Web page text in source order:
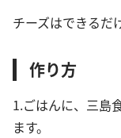
チーズはできるだ
作り方
1.ごはんに、三島
ます。